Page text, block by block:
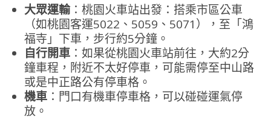
大眾運輸：桃園火車站出發：搭乘市區公車
（如桃園客運5022、5059、5071），至「鴻
福寺」下車，步行約5分鐘。
自行開車 ：如果從桃園火車站前往，大約2分
鐘車程，附近不太好停車，可能需停至中山路
或是中正路公有停車格。
機車 ：門口有機車停車格，可以碰碰運氣停
放。